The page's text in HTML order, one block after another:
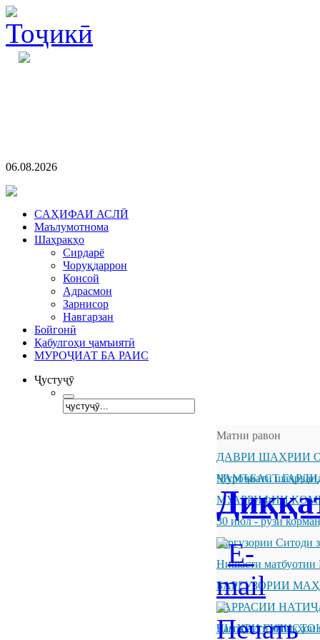
06.08.2026
CАҲИФАИ АСЛӢ
Маълумотнома
Шаҳракҳо
Сирдарё
Чоруқдаррон
Консой
Адрасмон
Зарнисор
Навгарзан
Бойгонӣ
Қабулгоҳи ҷамъиятӣ
МУРОҶИАТ БА РАИС
Ҷустуҷӯ
Матни равон
ДАВРИ ШАҲРИИ
ҶАМЪБАСТ
Муроҷиати
МУАРРИФИИ
30 июл - рӯзи
Баргузории Ситоди
Нишасти матбуотии
БАРГУЗОРИИ
БАРРАСИИ
ШАҲРИ
Ҷамъбасти машқҳои